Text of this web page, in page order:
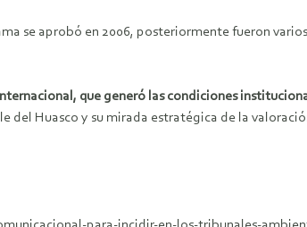
se aprobó en 2006, posteriormente fueron
que generó las condiciones
del Huasco y su mirada estratégica de la